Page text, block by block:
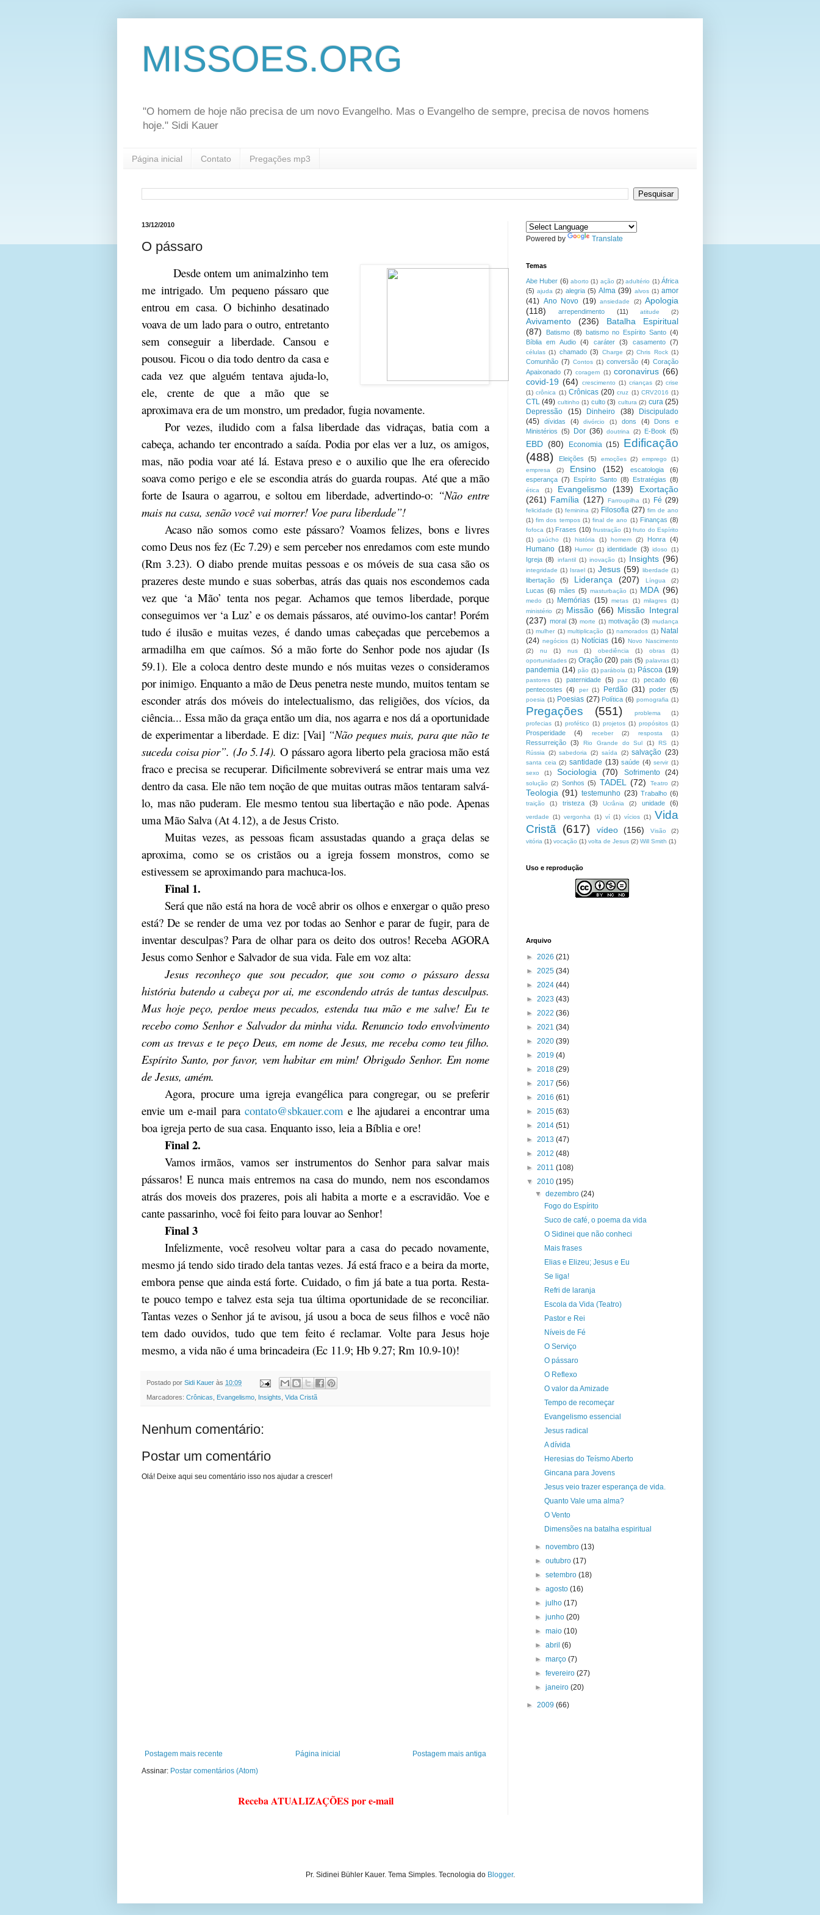
MISSOES.ORG
"O homem de hoje não precisa de um novo Evangelho. Mas o Evangelho de sempre, precisa de novos homens
hoje." Sidi Kauer
Página inicial Contato Pregações mp3
13/12/2010
O pássaro
Desde ontem um animalzinho tem
me intrigado. Um pequeno pássaro que
entrou em casa. O bichinho desatinado
voava de um lado para o outro, entretanto
sem conseguir a liberdade. Cansou e
pousou. Ficou o dia todo dentro da casa e
cada vez que alguém tentava ajuda-lo,
ele, crente de que a mão que se
aproximava era de um monstro, um predador, fugia novamente.
Por vezes, iludido com a falsa liberdade das vidraças, batia com a
cabeça, achando ter encontrado a saída. Podia por elas ver a luz, os amigos,
mas, não podia voar até lá. Estava preso e o auxilio que lhe era oferecido
soava como perigo e ele se escondia atrás do guarda roupas. Até que a mão
forte de Isaura o agarrou, e soltou em liberdade, advertindo-o: “Não entre
mais na casa, senão você vai morrer! Voe para liberdade”!
Acaso não somos como este pássaro? Voamos felizes, bons e livres
como Deus nos fez (Ec 7.29) e sem perceber nos enredamos com este mundo
(Rm 3.23). O diabo prende muitas pessoas e os móveis de sua casa são os
prazeres deste mundo e suas soberbas, atrás das quais nos escondemos cada
vez que ‘a Mão’ tenta nos pegar. Achamos que temos liberdade, porque
conseguimos ver ‘a Luz’ e os demais pássaros, até ouvimo-los cantar! Porém
tudo é ilusão e muitas vezes, é dando umas cabeçadas que percebemos a
armadilha em que caímos. Só a mão forte do Senhor pode nos ajudar (Is
59.1). Ele a coloca dentro deste mundo e nós muitas vezes o consideramos
por inimigo. Enquanto a mão de Deus penetra neste mundo, muitos tentam se
esconder atrás dos móveis do intelectualismo, das religiões, dos vícios, da
ciência... Essa mão da graça então um dia, nos agarra e nos dá a oportunidade
de experimentar a liberdade. E diz: [Vai] “Não peques mais, para que não te
suceda coisa pior”. (Jo 5.14). O pássaro agora liberto pela graciosa mão está
fraco e precisa se recuperar. Dificilmente sobreviverá se entrar mais uma vez
dentro da casa. Ele não tem noção de que muitas outras mãos tentaram salvá-
lo, mas não puderam. Ele mesmo tentou sua libertação e não pode. Apenas
uma Mão Salva (At 4.12), a de Jesus Cristo.
Muitas vezes, as pessoas ficam assustadas quando a graça delas se
aproxima, como se os cristãos ou a igreja fossem monstros, como se
estivessem se aproximando para machuca-los.
Final 1.
Será que não está na hora de você abrir os olhos e enxergar o quão preso
está? De se render de uma vez por todas ao Senhor e parar de fugir, para de
inventar desculpas? Para de olhar para os deito dos outros! Receba AGORA
Jesus como Senhor e Salvador de sua vida. Fale em voz alta:
Jesus reconheço que sou pecador, que sou como o pássaro dessa
história batendo a cabeça por ai, me escondendo atrás de tantas desculpas.
Mas hoje peço, perdoe meus pecados, estenda tua mão e me salve! Eu te
recebo como Senhor e Salvador da minha vida. Renuncio todo envolvimento
com as trevas e te peço Deus, em nome de Jesus, me receba como teu filho.
Espírito Santo, por favor, vem habitar em mim! Obrigado Senhor. Em nome
de Jesus, amém.
Agora, procure uma igreja evangélica para congregar, ou se preferir
envie um e-mail para contato@sbkauer.com e lhe ajudarei a encontrar uma
boa igreja perto de sua casa. Enquanto isso, leia a Bíblia e ore!
Final 2.
Vamos irmãos, vamos ser instrumentos do Senhor para salvar mais
pássaros! E nunca mais entremos na casa do mundo, nem nos escondamos
atrás dos moveis dos prazeres, pois ali habita a morte e a escravidão. Voe e
cante passarinho, você foi feito para louvar ao Senhor!
Final 3
Infelizmente, você resolveu voltar para a casa do pecado novamente,
mesmo já tendo sido tirado dela tantas vezes. Já está fraco e a beira da morte,
embora pense que ainda está forte. Cuidado, o fim já bate a tua porta. Resta-
te pouco tempo e talvez esta seja tua última oportunidade de se reconciliar.
Tantas vezes o Senhor já te avisou, já usou a boca de seus filhos e você não
tem dado ouvidos, tudo que tem feito é reclamar. Volte para Jesus hoje
mesmo, a vida não é uma brincadeira (Ec 11.9; Hb 9.27; Rm 10.9-10)!
Postado por Sidi Kauer às 10:09
Marcadores: Crônicas Evangelismo Insights Vida Cristã
Nenhum comentário:
Postar um comentário
Olá! Deixe aqui seu comentário isso nos ajudar a crescer!
Postagem mais recente Postagem mais antiga
Página inicial
Assinar: Postar comentários (Atom)
Receba ATUALIZAÇÕES por e-mail
Powered by Translate
Temas
Abe Huber (6) aborto (1) ação (2) adultério (1) África
(5) ajuda (2) alegria (5) Alma (39) alvos (1) amor
(41) Ano Novo (19) ansiedade (2) Apologia
(118)
arrependimento (11) atitude (2)
Avivamento (236)
Batalha Espiritual
(87)
Batismo (8) batismo no Espírito Santo (4)
Bíblia em Audio
(4) caráter (3) casamento (7)
células (1) chamado (3) Charge (2) Chris Rock (1)
Comunhão (7) Contos (1) conversão (4) Coração
Apaixonado (7) coragem (1) coronavirus (66)
covid-19 (64) crescimento (1) crianças (2) crise
(1) crônica (1) Crônicas (20) cruz (1) CRV2016 (1)
CTL (49) cultinho (1) culto (3) cultura (2) cura (25)
Depressão
(15) Dinheiro (38)
Discipulado
(45)
dívidas (4) divórcio (1) dons (4)
Dons e
Ministérios (5) Dor (36) doutrina (2) E-Book (5)
EBD (80) Economia (15) Edificação
(488)
Eleições (5) emoções (2) emprego
(1)
empresa
(2) Ensino (152) escatologia
(6)
esperança (7) Espírito Santo (8) Estratégias (8)
ética (1) Evangelismo (139)
Exortação
(261) Família (127) Farroupilha (1) Fé (29)
felicidade (1) feminina (2) Filosofia (27) fim de ano
(1) fim dos tempos (1) final de ano (1) Finanças (8)
fofoca (1) Frases (10) frustração (1) fruto do Espírito
(1)
gaúcho (1) história (1) homem (2) Honra (4)
Humano (18) Humor (1) identidade (3) idoso (1)
Igreja (8) infantil (1) inovação (1) Insights (96)
integridade (1) Israel (1) Jesus (59) liberdade (1)
libertação (5) Liderança (207) Língua (2)
Lucas (6) mães (5) masturbação (1) MDA (96)
medo (1) Memórias (15) metas (1) milagres
(1)
ministério
(2) Missão (66) Missão Integral
(237) moral (3) morte (1) motivação (3) mudança
(1) mulher (1) multiplicação (1) namorados (1) Natal
(24) negócios (1) Notícias (16) Novo Nascimento
(2)
nu (1) nus (1) obediência (1) obras
(1)
oportunidades (2) Oração (20) pais (5) palavras (1)
pandemia (14) pão (1) parábola (1) Páscoa (19)
pastores (1) paternidade (5) paz (1) pecado (6)
pentecostes
(4) per (1) Perdão (31) poder (5)
poesia (1) Poesias (27) Política (6) pornografia (1)
Pregações (551) problema
(1)
profecias (1) profético (1) projetos (1) propósitos (1)
Prosperidade (4) receber (2) resposta (1)
Ressurreição (3) Rio Grande do Sul (1) RS
(1)
Rússia
(2) sabedoria (2) saída (2) salvação (23)
santa ceia (2) santidade (13) saúde (4) servir (1)
sexo
(1) Sociologia (70) Sofrimento (24)
solução (2) Sonhos (5) TADEL (72) Teatro (2)
Teologia (91) testemunho (23) Trabalho (6)
traição (1) tristeza (3) Ucrânia (2) unidade (6)
verdade (1) vergonha (1) ví (1) vícios (1) Vida
Cristã (617) vídeo (156) Visão
(2)
vitória (1) vocação (1) volta de Jesus (2) Will Smith (1)
Uso e reprodução
Arquivo
► 2026 (21)
► 2025 (34)
► 2024 (44)
► 2023 (43)
► 2022 (36)
► 2021 (34)
► 2020 (39)
► 2019 (4)
► 2018 (29)
► 2017 (56)
► 2016 (61)
► 2015 (63)
► 2014 (51)
► 2013 (47)
► 2012 (48)
► 2011 (108)
▼ 2010 (195)
▼dezembro(24)
Fogo do Espírito
Suco de café, o poema da vida
O Sidinei que não conheci
Mais frases
Elias e Elizeu; Jesus e Eu
Se liga!
Refri de laranja
Escola da Vida (Teatro)
Pastor e Rei
Níveis de Fé
O Serviço
O pássaro
O Reflexo
O valor da Amizade
Tempo de recomeçar
Evangelismo essencial
Jesus radical
A dívida
Heresias do Teísmo Aberto
Gincana para Jovens
Jesus veio trazer esperança de vida.
Quanto Vale uma alma?
O Vento
Dimensões na batalha espiritual
►novembro(13)
►outubro(17)
►setembro(18)
►agosto(16)
►julho(17)
►junho(20)
►maio(10)
►abril(6)
►março(7)
►fevereiro(27)
►janeiro(20)
► 2009 (66)
Pr. Sidinei Bühler Kauer. Tema Simples. Tecnologia do Blogger.